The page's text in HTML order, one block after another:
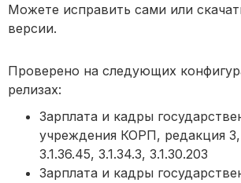
Можете исправить сами или
версии.
Проверено на следующих
релизах:
Зарплата и кадры
учреждения КОРП, редакция
3.1.36.45, 3.1.34.3, 3.1.30.203
Зарплата и кадры